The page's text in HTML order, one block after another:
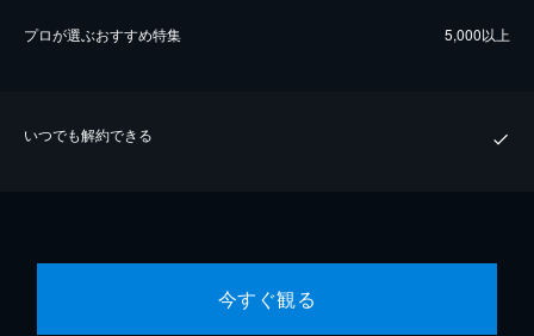
プロが選ぶおすすめ特集 5,000以上
いつでも解約できる
今すぐ観る